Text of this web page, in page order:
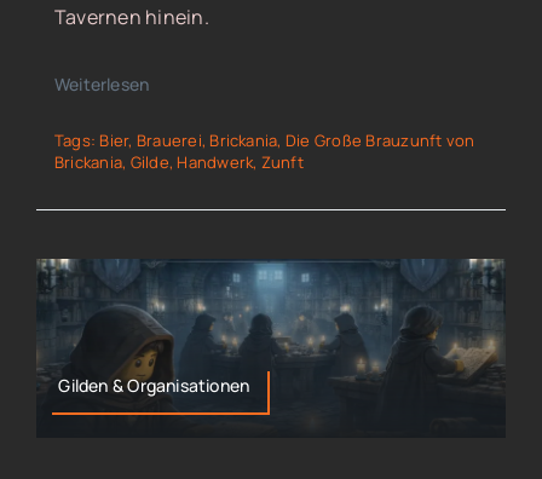
Tavernen hinein.
Weiterlesen
Tags: Bier, Brauerei, Brickania, Die Große Brauzunft von
Brickania, Gilde, Handwerk, Zunft
Gilden & Organisationen